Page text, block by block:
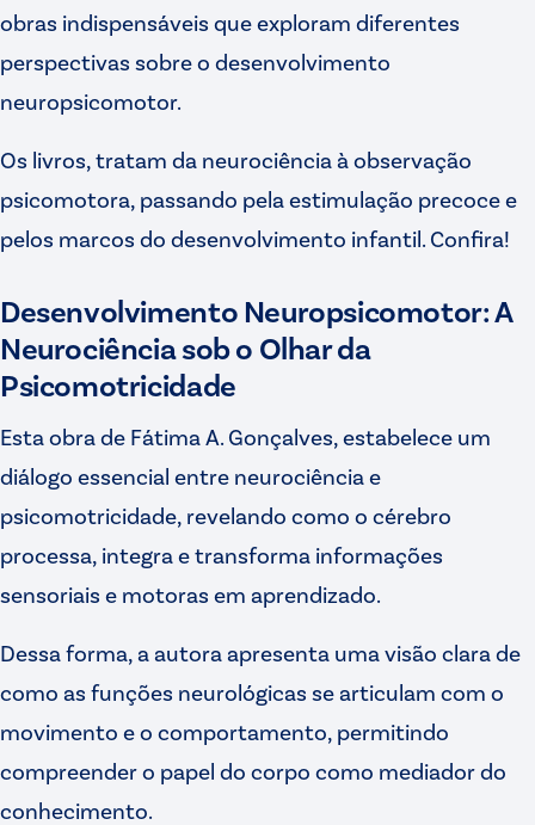
obras indispensáveis que exploram diferentes
perspectivas sobre o desenvolvimento
neuropsicomotor.
Os livros, tratam da neurociência à observação
psicomotora, passando pela estimulação precoce e
pelos marcos do desenvolvimento infantil. Confira!
Desenvolvimento Neuropsicomotor: A
Neurociência sob o Olhar da
Psicomotricidade
Esta obra de Fátima A. Gonçalves, estabelece um
diálogo essencial entre neurociência e
psicomotricidade, revelando como o cérebro
processa, integra e transforma informações
sensoriais e motoras em aprendizado.
Dessa forma, a autora apresenta uma visão clara de
como as funções neurológicas se articulam com o
movimento e o comportamento, permitindo
compreender o papel do corpo como mediador do
conhecimento.